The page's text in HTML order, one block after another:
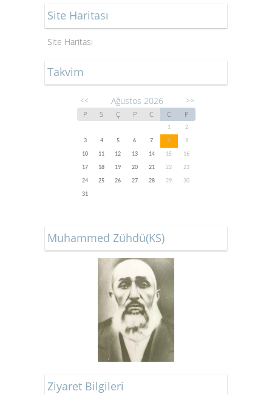
Site Haritası
Site Haritası
Takvim
<< Ağustos 2026 >>
P S Ç P C C P
1
2
3
4 5 6 7 8
9
10
11 12 13 14 15
16
17
18 19 20 21 22
23
24
25 26 27 28 29
30
31
Muhammed Zühdü(KS)
Ziyaret Bilgileri